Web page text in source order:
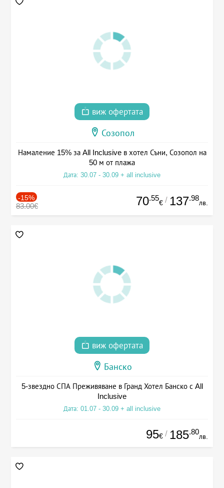
виж офертата
Созопол
Намаление 15% за All Inclusive в хотел Съни, Созопол на
50 м от плажа
Дата: 30.07 - 30.09 + all inclusive
-15%
83.00€ 70.55
€ / 137.98
лв.
виж офертата
Банско
5-звездно СПА Преживяване в Гранд Хотел Банско с All
Inclusive
Дата: 01.07 - 30.09 + all inclusive
95€ / 185.80
лв.